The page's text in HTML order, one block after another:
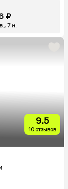
₽
7 н.
9.5
10 отзывов